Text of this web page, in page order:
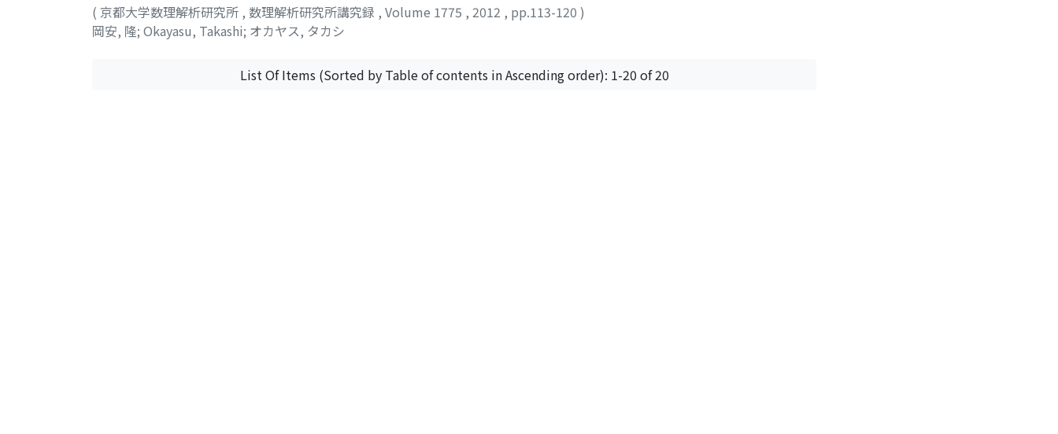
( 京都大学数理解析研究所 , 数理解析研究所講究録 , Volume 1775 , 2012 , pp.113-120 )
岡安, 隆; Okayasu, Takashi; オカヤス, タカシ
List Of Items (Sorted by Table of contents in Ascending order): 1-20 of 20